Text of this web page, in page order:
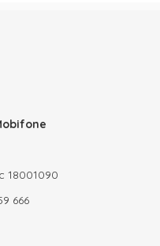
18001090
666